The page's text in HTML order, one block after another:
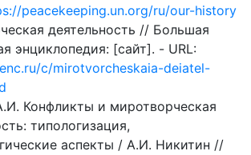
peacekeeping.un.org/ru/our-history
деятельность // Большая
энциклопедия: [сайт]. - URL:
c/mirotvorcheskaia-deiatel-
Конфликты и миротворческая
типологизация,
аспекты / А.И. Никитин //